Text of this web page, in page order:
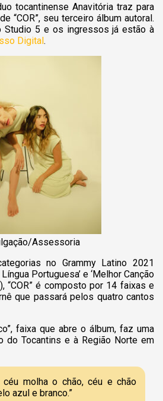
tocantinense Anavitória traz para
“COR”, seu terceiro álbum autoral.
Studio 5 e os ingressos já estão à
Digital.
Assessoria
no Grammy Latino 2021
Portuguesa’ e ‘Melhor Canção
“COR” é composto por 14 faixas e
que passará pelos quatro cantos
faixa que abre o álbum, faz uma
do Tocantins e à Região Norte em
céu molha o chão, céu e chão
azul e branco.”